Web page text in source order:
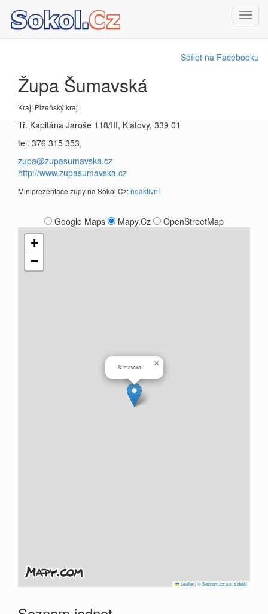
Sdílet na Facebooku
Župa Šumavská
Kraj: Plzeňský kraj
Tř. Kapitána Jaroše 118/III, Klatovy, 339 01
tel. 376 315 353,
zupa@zupasumavska.cz
http://www.zupasumavska.cz
Miniprezentace župy na Sokol.Cz:neaktivní
Google Maps Mapy.Cz OpenStreetMap
Šumavská ×
+
−
Leaflet|© Seznam.cz a.s. a další